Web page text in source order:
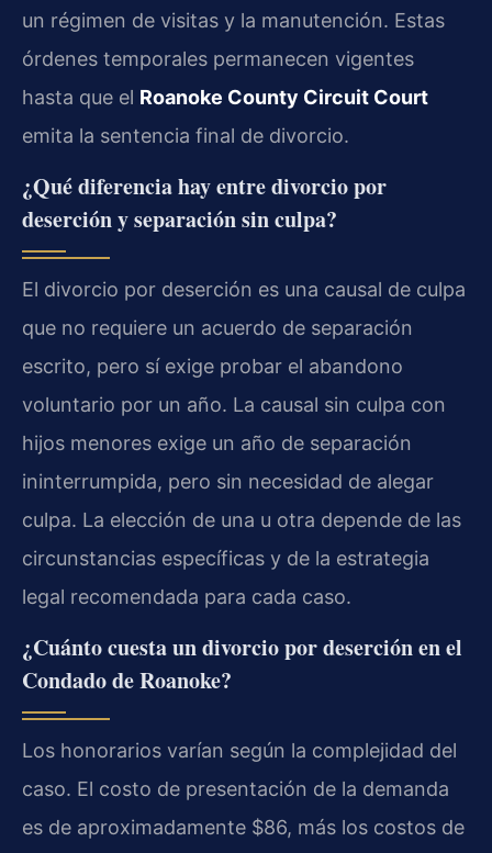
un régimen de visitas y la manutención. Estas
órdenes temporales permanecen vigentes
hasta que el Roanoke County Circuit Court
emita la sentencia final de divorcio.
¿Qué diferencia hay entre divorcio por
deserción y separación sin culpa?
El divorcio por deserción es una causal de culpa
que no requiere un acuerdo de separación
escrito, pero sí exige probar el abandono
voluntario por un año. La causal sin culpa con
hijos menores exige un año de separación
ininterrumpida, pero sin necesidad de alegar
culpa. La elección de una u otra depende de las
circunstancias específicas y de la estrategia
legal recomendada para cada caso.
¿Cuánto cuesta un divorcio por deserción en el
Condado de Roanoke?
Los honorarios varían según la complejidad del
caso. El costo de presentación de la demanda
es de aproximadamente $86, más los costos de